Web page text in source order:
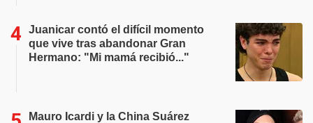
Juanicar contó el difícil momento
que vive tras abandonar Gran
Hermano: "Mi mamá recibió..."
Mauro Icardi y la China Suárez